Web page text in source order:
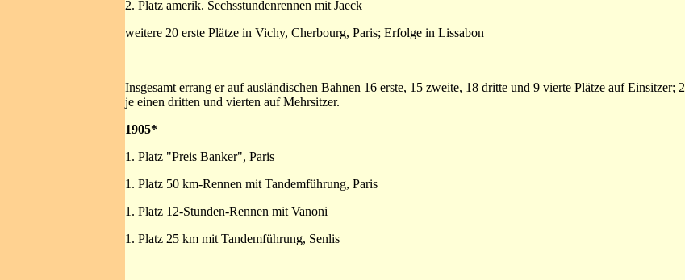
2. Platz amerik. Sechsstundenrennen mit Jaeck
weitere 20 erste Plätze in Vichy, Cherbourg, Paris; Erfolge in Lissabon
Insgesamt errang er auf ausländischen Bahnen 16 erste, 15 zweite, 18 dritte und 9 vierte Plätze auf Einsitzer;
je einen dritten und vierten auf Mehrsitzer.
1905*
1. Platz "Preis Banker", Paris
1. Platz 50 km-Rennen mit Tandemführung, Paris
1. Platz 12-Stunden-Rennen mit Vanoni
1. Platz 25 km mit Tandemführung, Senlis